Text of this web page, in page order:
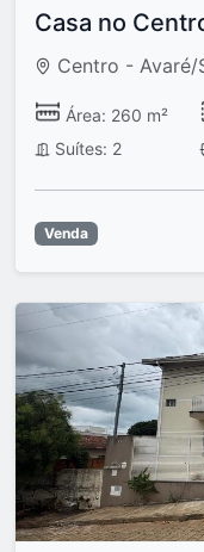
Casa no
Centro - Avaré/
Área: 260 m²
Suítes: 2
Venda